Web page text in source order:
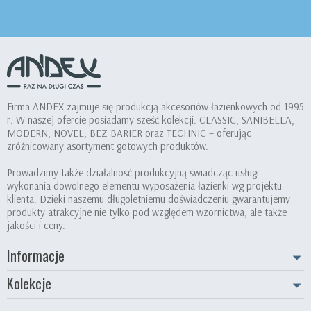
Firma ANDEX zajmuje się produkcją akcesoriów łazienkowych od 1995
r. W naszej ofercie posiadamy sześć kolekcji: CLASSIC, SANIBELLA,
MODERN, NOVEL, BEZ BARIER oraz TECHNIC – oferując
zróżnicowany asortyment gotowych produktów.
Prowadzimy także działalność produkcyjną świadcząc usługi
wykonania dowolnego elementu wyposażenia łazienki wg projektu
klienta. Dzięki naszemu długoletniemu doświadczeniu gwarantujemy
produkty atrakcyjne nie tylko pod względem wzornictwa, ale także
jakości i ceny.
Informacje
Kolekcje